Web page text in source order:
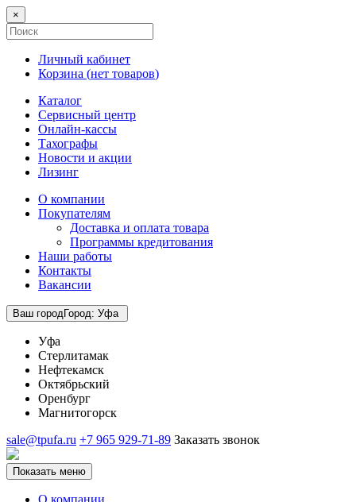
×
Личный кабинет
Корзина (нет товаров)
Каталог
Сервисный центр
Онлайн-кассы
Тахографы
Новости и акции
Лизинг
О компании
Покупателям
Доставка и оплата товара
Программы кредитования
Наши работы
Контакты
Вакансии
Ваш городГород: Уфа
Уфа
Стерлитамак
Нефтекамск
Октябрьский
Оренбург
Магнитогорск
sale@tpufa.ru +7 965 929-71-89 Заказать звонок
Показать меню
О компании